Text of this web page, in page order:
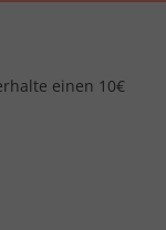
einen 10€